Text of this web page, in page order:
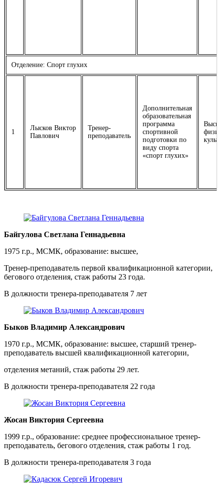
Отделение: Спорт глухих
1
Лысков Виктор
Павлович
Тренер-
преподаватель
Дополнительная
образовательная
программа
спортивной
подготовки по
виду спорта
«спорт глухих»
Байгулова Светлана Геннадьевна
1975 г.р., МСМК, образование: высшее,
Тренер-преподаватель первой квалификационной категории,
бегового отделения, стаж работы 23 года.
В должности тренера-преподавателя 7 лет
Быков Владимир Александрович
1970 г.р., МСМК, образование: высшее, старший тренер-
преподаватель высшей квалификационной категории,
отделения метаний, стаж работы 29 лет.
В должности тренера-преподавателя 22 года
Жосан Виктория Сергеевна
1999 г.р., образование: среднее профессиональное тренер-
преподаватель, бегового отделения, стаж работы 1 год.
В должности тренера-преподавателя 3 года